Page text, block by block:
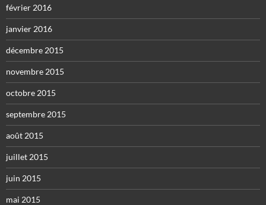
février 2016
janvier 2016
décembre 2015
novembre 2015
octobre 2015
septembre 2015
août 2015
juillet 2015
juin 2015
mai 2015